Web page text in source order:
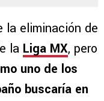
la eliminación de
la Liga MX, pero
uno de los
buscaría en